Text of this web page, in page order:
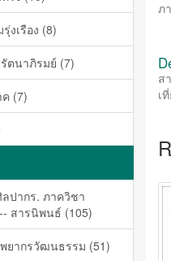
งเรือง (8)
ตนาภิรมย์ (7)
(7)
ปากร. ภาควิชา
สารนิพนธ์ (105)
ยากรวัฒนธรรม (51)
ภ
ส
เ